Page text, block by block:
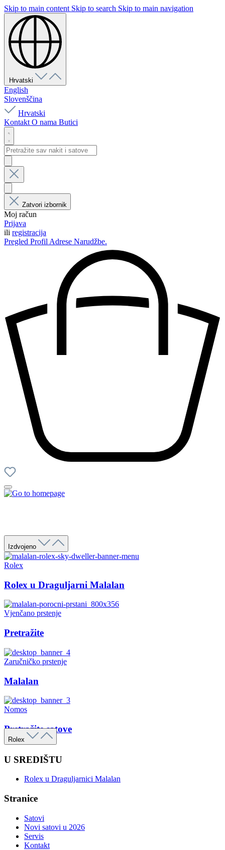
Skip to main content Skip to search Skip to main navigation
Hrvatski
English
Slovenščina
Hrvatski
Kontakt O nama Butici
Zatvori izbornik
Moj račun
Prijava
ili registracija
Pregled Profil Adrese Narudžbe.
Izdvojeno
Rolex
Rolex u Draguljarni Malalan
Vjenčano prstenje
Pretražite
Zaručničko prstenje
Malalan
Nomos
Pretražite satove
Rolex
U SREDIŠTU
Rolex u Draguljarnici Malalan
Stranice
Satovi
Novi satovi u 2026
Servis
Kontakt